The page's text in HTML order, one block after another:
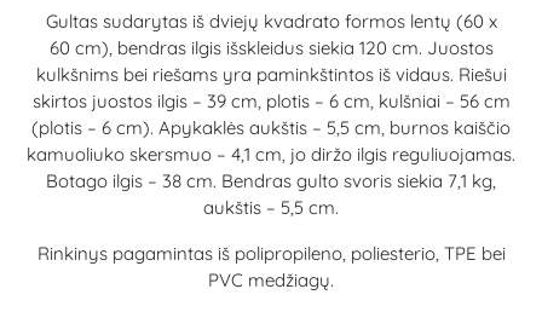
Gultas sudarytas iš dviejų kvadrato formos lentų (60 x
60 cm), bendras ilgis išskleidus siekia 120 cm. Juostos
kulkšnims bei riešams yra paminkštintos iš vidaus. Riešui
skirtos juostos ilgis – 39 cm, plotis – 6 cm, kulšniai – 56 cm
(plotis – 6 cm). Apykaklės aukštis – 5,5 cm, burnos kaiščio
kamuoliuko skersmuo – 4,1 cm, jo diržo ilgis reguliuojamas.
Botago ilgis – 38 cm. Bendras gulto svoris siekia 7,1 kg,
aukštis – 5,5 cm.
Rinkinys pagamintas iš polipropileno, poliesterio, TPE bei
PVC medžiagų.